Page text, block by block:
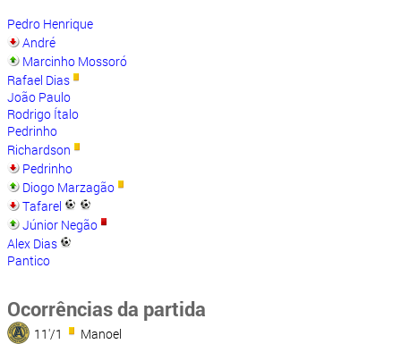
Pedro Henrique
André
Marcinho Mossoró
Rafael Dias
João Paulo
Rodrigo Ítalo
Pedrinho
Richardson
Pedrinho
Diogo Marzagão
Tafarel
Júnior Negão
Alex Dias
Pantico
Ocorrências da partida
11'/1
Manoel